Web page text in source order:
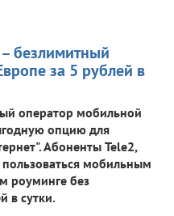
безлимитный
за 5 рублей в
оператор мобильной
опцию для
Абоненты Tele2,
мобильным
роуминге без
в сутки.